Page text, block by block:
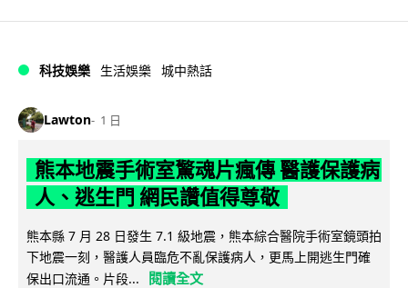
科技娛樂 生活娛樂 城中熱話
Lawton 1 日
熊本地震手術室驚魂片瘋傳 醫護保護病
人、逃生門 網民讚值得尊敬
熊本縣 7 月 28 日發生 7.1 級地震，熊本綜合醫院手術室鏡頭拍
下地震一刻，醫護人員臨危不亂保護病人，更馬上開逃生門確
保出口流通。片段...
閱讀全文